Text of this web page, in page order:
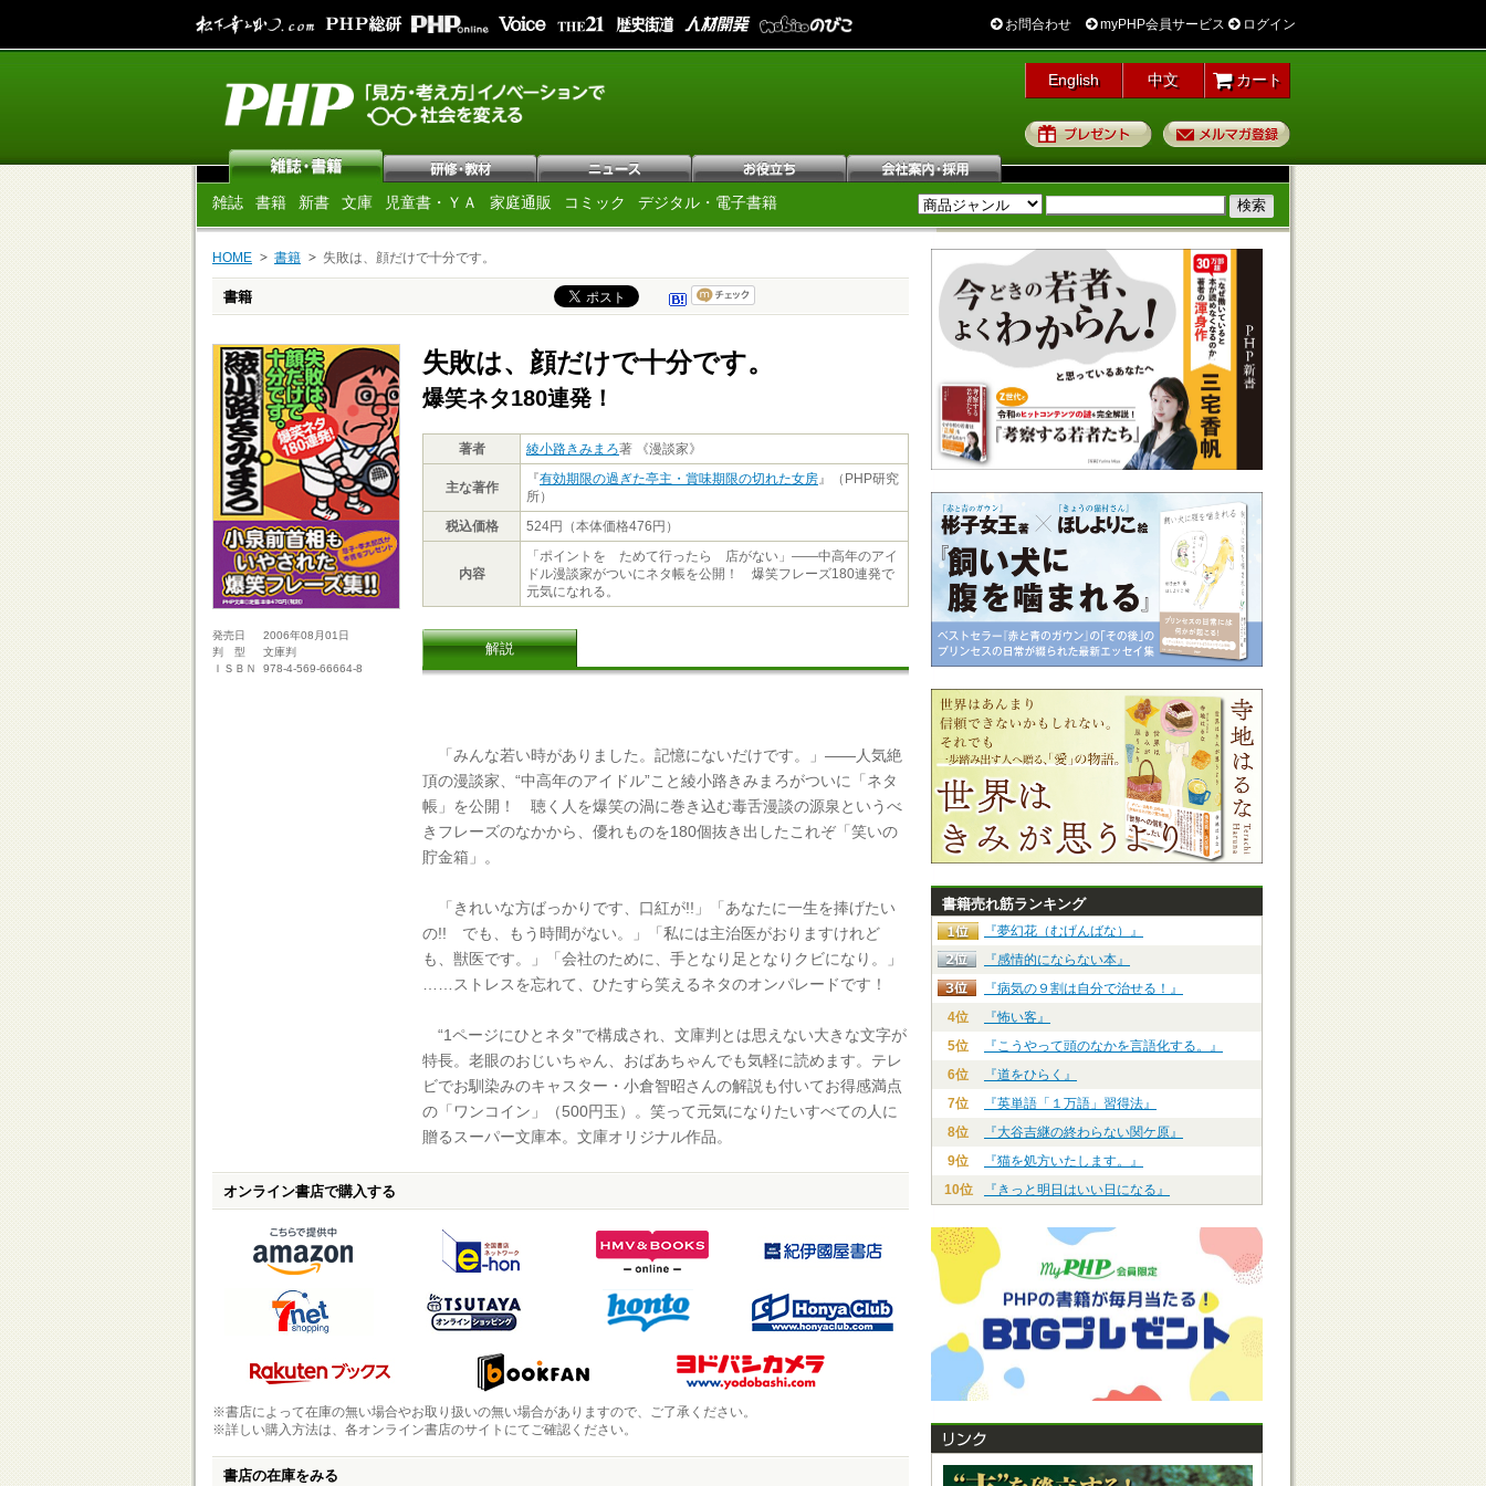
お問合わせ myPHP会員サービス ログイン
English 中文 カート
プレゼント
雑誌 書籍 新書 文庫 児童書・ＹＡ 家庭通販 コミック デジタル・電子書籍
HOME 書籍 失敗は、顔だけで十分です。
書籍
発売日
2006年08月01日
判 型
文庫判
ＩＳＢＮ
978-4-569-66664-8
失敗は、顔だけで十分です。
爆笑ネタ180連発！
著者 綾小路きみまろ著 《漫談家》
主な著作
『有効期限の過ぎた亭主・賞味期限の切れた女房』（PHP研究
所）
税込価格
524円（本体価格476円）
内容
「ポイントを ためて行ったら 店がない」――中高年のアイ
ドル漫談家がついにネタ帳を公開！ 爆笑フレーズ180連発で
元気になれる。
解説
「みんな若い時がありました。記憶にないだけです。」――人気絶
頂の漫談家、“中高年のアイドル”こと綾小路きみまろがついに「ネタ
帳」を公開！ 聴く人を爆笑の渦に巻き込む毒舌漫談の源泉というべ
きフレーズのなかから、優れものを180個抜き出したこれぞ「笑いの
貯金箱」。
「きれいな方ばっかりです、口紅が!!」「あなたに一生を捧げたい
の!! でも、もう時間がない。」「私には主治医がおりますけれど
も、獣医です。」「会社のために、手となり足となりクビになり。」
……ストレスを忘れて、ひたすら笑えるネタのオンパレードです！
“1ページにひとネタ”で構成され、文庫判とは思えない大きな文字が
特長。老眼のおじいちゃん、おばあちゃんでも気軽に読めます。テレ
ビでお馴染みのキャスター・小倉智昭さんの解説も付いてお得感満点
の「ワンコイン」（500円玉）。笑って元気になりたいすべての人に
贈るスーパー文庫本。文庫オリジナル作品。
オンライン書店で購入する
※書店によって在庫の無い場合やお取り扱いの無い場合がありますので、ご了承ください。
※詳しい購入方法は、各オンライン書店のサイトにてご確認ください。
書店の在庫をみる
書籍売れ筋ランキング
『夢幻花（むげんばな）』
『感情的にならない本』
『病気の９割は自分で治せる！』
4位
『怖い客』
5位
『こうやって頭のなかを言語化する。』
6位
『道をひらく』
7位
『英単語「１万語」習得法』
8位
『大谷吉継の終わらない関ケ原』
9位
『猫を処方いたします。』
10位
『きっと明日はいい日になる』